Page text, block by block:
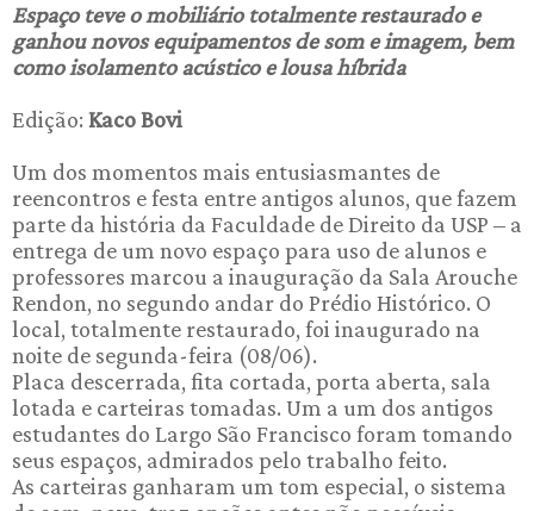
Espaço teve o mobiliário totalmente restaurado e
ganhou novos equipamentos de som e imagem, bem
como isolamento acústico e lousa híbrida
Edição: Kaco Bovi
Um dos momentos mais entusiasmantes de
reencontros e festa entre antigos alunos, que fazem
parte da história da Faculdade de Direito da USP – a
entrega de um novo espaço para uso de alunos e
professores marcou a inauguração da Sala Arouche
Rendon, no segundo andar do Prédio Histórico. O
local, totalmente restaurado, foi inaugurado na
noite de segunda-feira (08/06).
Placa descerrada, fita cortada, porta aberta, sala
lotada e carteiras tomadas. Um a um dos antigos
estudantes do Largo São Francisco foram tomando
seus espaços, admirados pelo trabalho feito.
As carteiras ganharam um tom especial, o sistema